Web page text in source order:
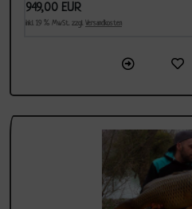
949,00 EUR
inkl. 19 % MwSt. zzgl. Versandkosten